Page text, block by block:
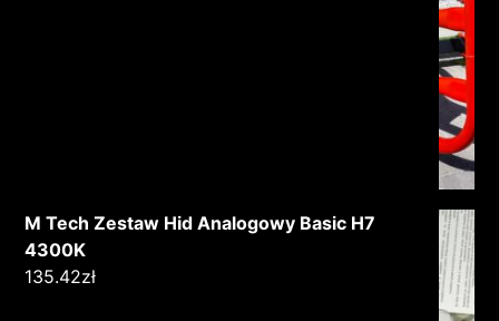
M Tech Zestaw Hid Analogowy Basic H7
4300K
135.42zł